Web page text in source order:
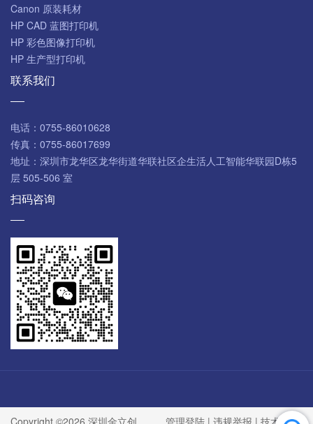
Canon 原装耗材
HP CAD 蓝图打印机
HP 彩色图像打印机
HP 生产型打印机
联系我们
电话： 0755-86010628
传真： 0755-86017699
地址： 深圳市龙华区龙华街道华联社区企生活人工智能华联园D栋5
层 505-506 室
扫码咨询
Copyright ©2026 深圳金立创 管理登陆 | 违规举报 | 技术支持: